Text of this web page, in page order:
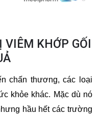
KHỚP GỐI
chấn thương, các loại
khỏe khác. Mặc dù nó
hầu hết các trường